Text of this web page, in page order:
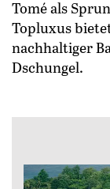
Tomé als
Topluxus
nachhaltiger
Dschungel.